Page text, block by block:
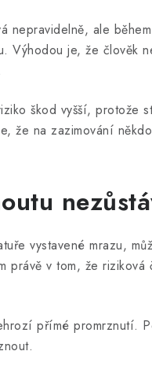
nepravidelně, ale
Výhodou je, že člověk
škod vyšší, protože
že na zazimování
vystavené mrazu,
právě v tom, že riziková
přímé promrznutí.